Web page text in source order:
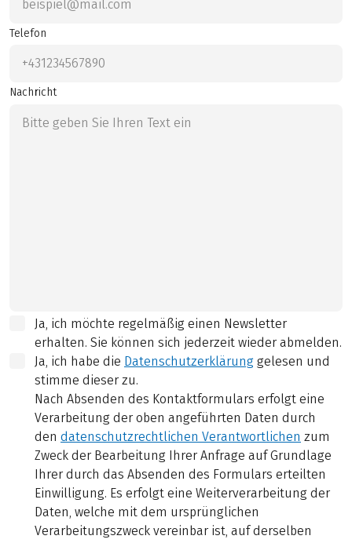
Telefon
Nachricht
Ja, ich möchte regelmäßig einen Newsletter
erhalten. Sie können sich jederzeit wieder abmelden.
Ja, ich habe die Datenschutzerklärung gelesen und
stimme dieser zu.
Nach Absenden des Kontaktformulars erfolgt eine
Verarbeitung der oben angeführten Daten durch
den datenschutzrechtlichen Verantwortlichen zum
Zweck der Bearbeitung Ihrer Anfrage auf Grundlage
Ihrer durch das Absenden des Formulars erteilten
Einwilligung. Es erfolgt eine Weiterverarbeitung der
Daten, welche mit dem ursprünglichen
Verarbeitungszweck vereinbar ist, auf derselben